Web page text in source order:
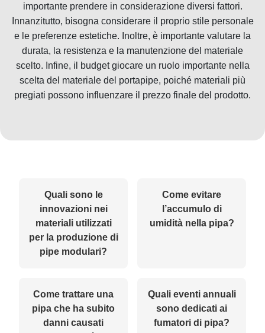
importante prendere in considerazione diversi fattori.
Innanzitutto, bisogna considerare il proprio stile personale
e le preferenze estetiche. Inoltre, è importante valutare la
durata, la resistenza e la manutenzione del materiale
scelto. Infine, il budget giocare un ruolo importante nella
scelta del materiale del portapipe, poiché materiali più
pregiati possono influenzare il prezzo finale del prodotto.
Quali sono le
innovazioni nei
materiali utilizzati
per la produzione di
pipe modulari?
Come evitare
l’accumulo di
umidità nella pipa?
Come trattare una
pipa che ha subito
danni causati
Quali eventi annuali
sono dedicati ai
fumatori di pipa?